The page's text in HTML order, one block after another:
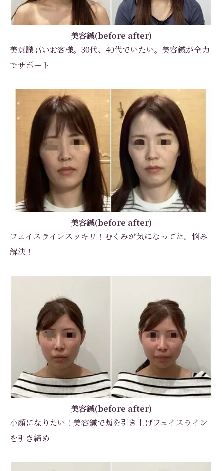
美容鍼(before after)
美意識高いお客様。30代、40代でいたい。美容鍼が全力
でサポート
美容鍼(before after)
フェイスラインスッキリ！むくみが気になってた。悩み
解決！
美容鍼(before after)
小顔になりたい！美容鍼で頬を引き上げフェイスライン
を引き締め